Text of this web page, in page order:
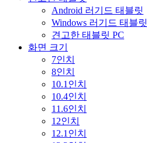
Android 러기드 태블릿
Windows 러기드 태블릿
견고한 태블릿 PC
화면 크기
7인치
8인치
10.1인치
10.4인치
11.6인치
12인치
12.1인치